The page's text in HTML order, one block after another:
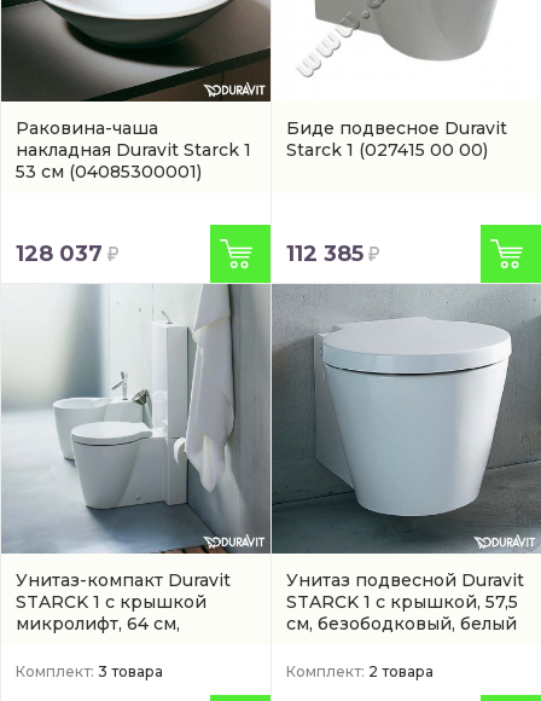
Раковина-чаша
накладная Duravit Starck 1
53 см (04085300001)
128 037
Биде подвесное Duravit
Starck 1 (027415 00 00)
112 385
Унитаз-компакт Duravit
STARCK 1 с крышкой
микролифт, 64 см,
Комплект: 3 товара
Унитаз подвесной Duravit
STARCK 1 с крышкой, 57,5
см, безободковый, белый
Комплект: 2 товара